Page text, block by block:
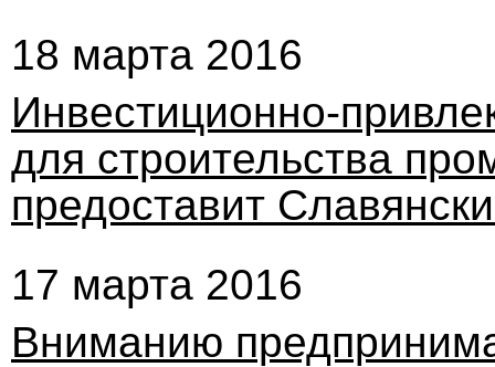
18 марта 2016
Инвестиционно-
для строительства
предоставит
17 марта 2016
Вниманию